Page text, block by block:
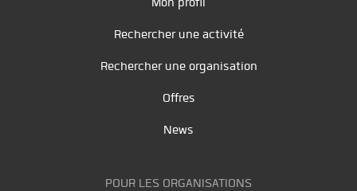
Rechercher une activité
Rechercher une organisation
Offres
News
POUR LES ORGANISATIONS